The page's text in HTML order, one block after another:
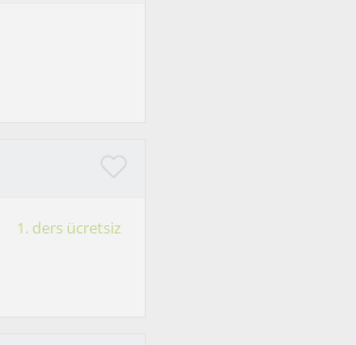
1. ders ücretsiz